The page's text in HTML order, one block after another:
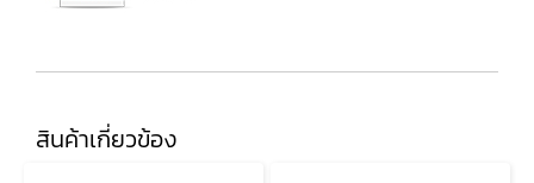
สินค้าเกี่ยวข้อง